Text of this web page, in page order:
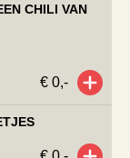
CHILI VAN
€ 0,-